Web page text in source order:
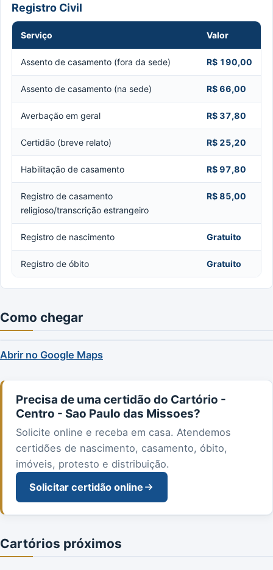
Registro Civil
Serviço Valor
Assento de casamento (fora da sede) R$ 190,00
Assento de casamento (na sede) R$ 66,00
Averbação em geral R$ 37,80
Certidão (breve relato) R$ 25,20
Habilitação de casamento R$ 97,80
Registro de casamento
religioso/transcrição estrangeiro
R$ 85,00
Registro de nascimento Gratuito
Registro de óbito Gratuito
Como chegar
Abrir no Google Maps
Precisa de uma certidão do Cartório -
Centro - Sao Paulo das Missoes?
Solicite online e receba em casa. Atendemos
certidões de nascimento, casamento, óbito,
imóveis, protesto e distribuição.
Solicitar certidão online
Cartórios próximos